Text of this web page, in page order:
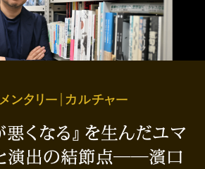
ンタリー｜カルチャー
悪くなる』を生んだユマ
演出の結節点――濱口